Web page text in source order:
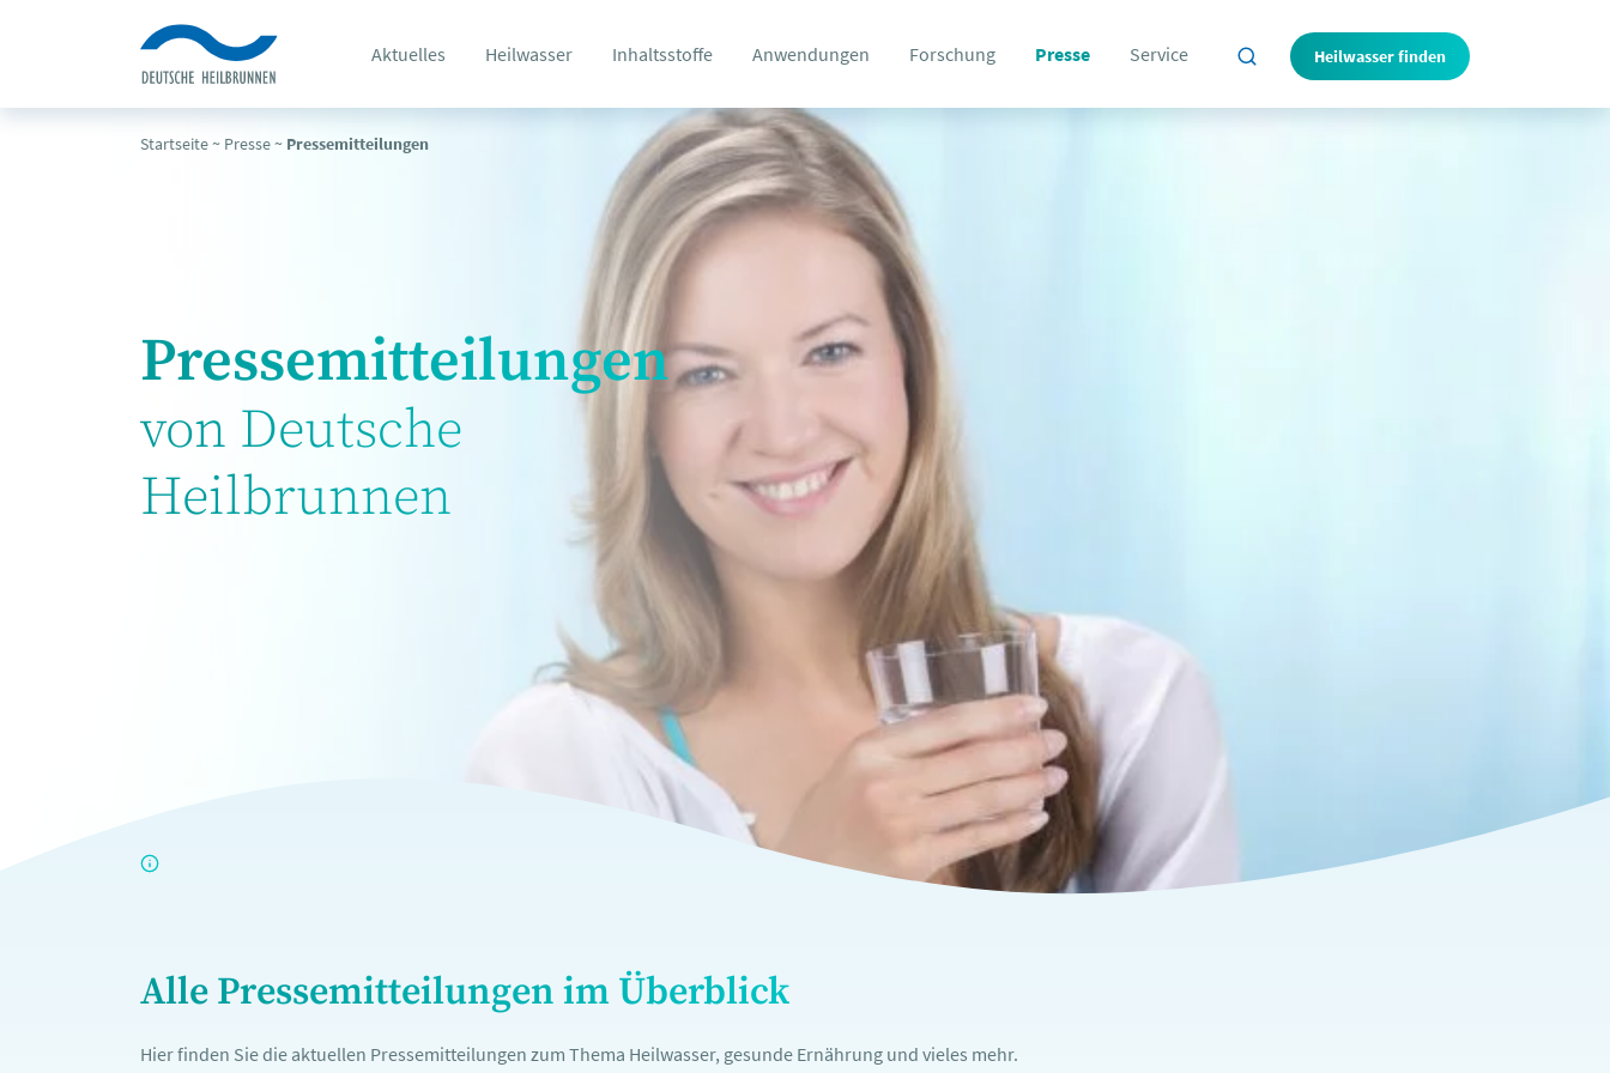
Aktuelles Heilwasser Inhaltsstoffe Anwendungen Forschung Presse Service Heilwasser finden
Startseite~ Presse~ Pressemitteilungen
Pressemitteilungen
von Deutsche
Heilbrunnen
Alle Pressemitteilungen im Überblick
Hier finden Sie die aktuellen Pressemitteilungen zum Thema Heilwasser, gesunde Ernährung und vieles mehr.